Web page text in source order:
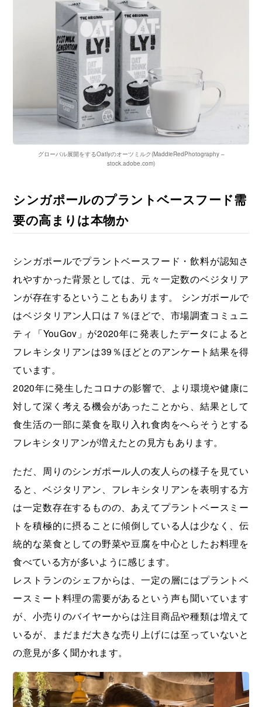
グローバル展開をするOatlyのオーツミルク(MaddieRedPhotography –
stock.adobe.com)
シンガポールのプラントベースフード需
要の高まりは本物か
シンガポールでプラントベースフード・飲料が認知さ
れやすかった背景としては、元々一定数のベジタリア
ンが存在するということもあります。 シンガポールで
はベジタリアン人口は７％ほどで、市場調査コミュニ
ティ「YouGov」が2020年に発表したデータによると
フレキシタリアンは39％ほどとのアンケート結果を得
ています。
2020年に発生したコロナの影響で、より環境や健康に
対して深く考える機会があったことから、結果として
食生活の一部に菜食を取り入れ食肉をへらそうとする
フレキシタリアンが増えたとの見方もあります。
ただ、周りのシンガポール人の友人らの様子を見てい
ると、ベジタリアン、フレキシタリアンを表明する方
は一定数存在するものの、あえてプラントベースミー
トを積極的に摂ることに傾倒している人は少なく、伝
統的な菜食としての野菜や豆腐を中心としたお料理を
食べている方が多いように感じます。
レストランのシェフからは、一定の層にはプラントベ
ースミート料理の需要があるという声も聞いています
が、小売りのバイヤーからは注目商品や種類は増えて
いるが、まだまだ大きな売り上げには至っていないと
の意見が多く聞かれます。